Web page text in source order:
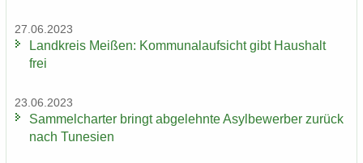
27.06.2023
Land­kreis Mei­ßen: Kom­mu­nal­auf­sicht gibt Haus­halt
frei
23.06.2023
Sam­mel­char­ter bringt ab­ge­lehn­te Asyl­be­wer­ber zu­rück
nach Tu­ne­si­en